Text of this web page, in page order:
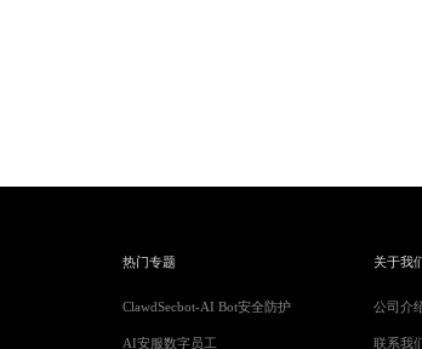
热门专题
ClawdSecbot-AI Bot安全防护
AI安服数字员工
关于我
公司介
联系我